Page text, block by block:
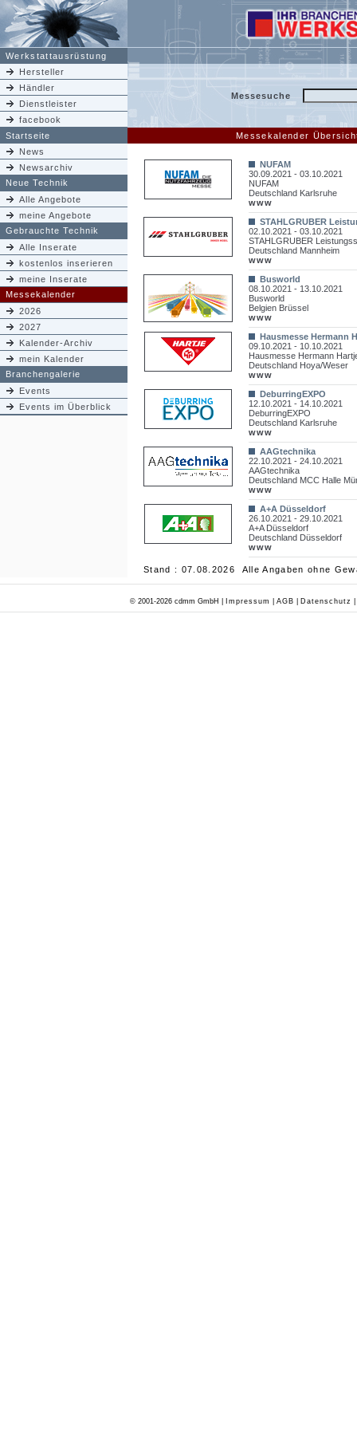
Werkstattausrüstung
Hersteller
Händler
Dienstleister
facebook
Messesuche
Startseite
Messekalender
News
Newsarchiv
Neue Technik
Alle Angebote
meine Angebote
Gebrauchte Technik
Alle Inserate
kostenlos inserieren
meine Inserate
Messekalender
2026
2027
Kalender-Archiv
mein Kalender
Branchengalerie
Events
Events im Überblick
NUFAM
30.09.2021 - 03.10.2021
NUFAM
Deutschland Karlsruhe
www
STAHLGRUBER
02.10.2021 - 03.10.2021
STAHLGRUBER
Deutschland Mannheim
www
Busworld
08.10.2021 - 13.10.2021
Busworld
Belgien Brüssel
www
Hausmesse Hermann
09.10.2021 - 10.10.2021
Hausmesse Hermann
Deutschland Hoya/Weser
www
DeburringEXPO
12.10.2021 - 14.10.2021
DeburringEXPO
Deutschland Karlsruhe
www
AAGtechnika
22.10.2021 - 24.10.2021
AAGtechnika
Deutschland MCC Halle
www
A+A Düsseldorf
26.10.2021 - 29.10.2021
A+A Düsseldorf
Deutschland Düsseldorf
www
Stand : 07.08.2026 Alle Angaben ohne
© 2001-2026 cdmm GmbH | Impressum AGB Datenschutz